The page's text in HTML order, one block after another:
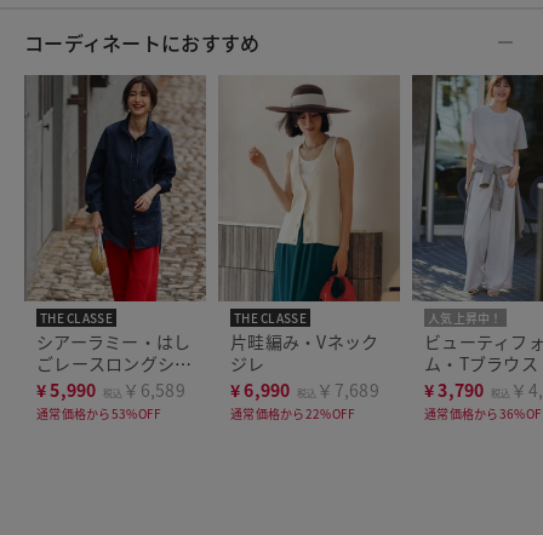
コーディネートにおすすめ
THE CLASSE
シアーラミー・はし
ごレースロングシャ
ツ
¥5,990 税込 ￥6,589
通常価格から53%OFF
THE CLASSE
片畦編み・Vネック
ジレ
¥6,990 税込 ￥7,689
通常価格から22%OFF
人気上昇中！
洗濯機可
ビューティフ
ム・Tブラウス
¥3,790 税込 ￥
通常価格から